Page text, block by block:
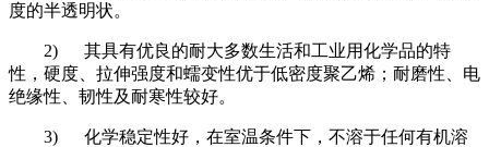
度的半透明状。
2) 其具有优良的耐大多数生活和工业用化学品的特
性，硬度、拉伸强度和蠕变性优于低密度聚乙烯；耐磨性、电
绝缘性、韧性及耐寒性较好。
3) 化学稳定性好，在室温条件下，不溶于任何有机溶